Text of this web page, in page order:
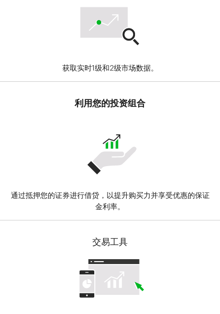
获取实时1级和2级市场数据。
利用您的投资组合
通过抵押您的证券进行借贷，以提升购买力并享受优惠的保证
金利率。
交易工具